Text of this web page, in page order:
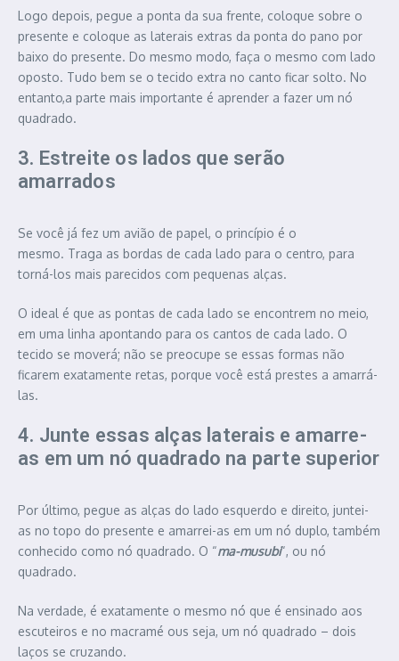
Logo depois, pegue a ponta da sua frente, coloque sobre o
presente e coloque as laterais extras da ponta do pano por
baixo do presente. Do mesmo modo, faça o mesmo com lado
oposto. Tudo bem se o tecido extra no canto ficar solto. No
entanto,a parte mais importante é aprender a fazer um nó
quadrado.
3. Estreite os lados que serão
amarrados
Se você já fez um avião de papel, o princípio é o
mesmo. Traga as bordas de cada lado para o centro, para
torná-los mais parecidos com pequenas alças.
O ideal é que as pontas de cada lado se encontrem no meio,
em uma linha apontando para os cantos de cada lado. O
tecido se moverá; não se preocupe se essas formas não
ficarem exatamente retas, porque você está prestes a amarrá-
las.
4. Junte essas alças laterais e amarre-
as em um nó quadrado na parte superior
Por último, pegue as alças do lado esquerdo e direito, juntei-
as no topo do presente e amarrei-as em um nó duplo, também
conhecido como nó quadrado. O “ma-musubi“, ou nó
quadrado.
Na verdade, é exatamente o mesmo nó que é ensinado aos
escuteiros e no macramé ous seja, um nó quadrado – dois
laços se cruzando.